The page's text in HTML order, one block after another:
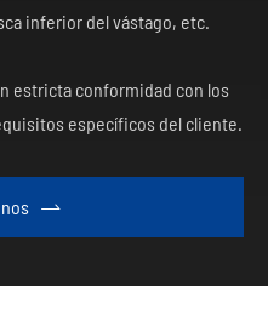
inferior del vástago, etc.
estricta conformidad con los
específicos del cliente.
